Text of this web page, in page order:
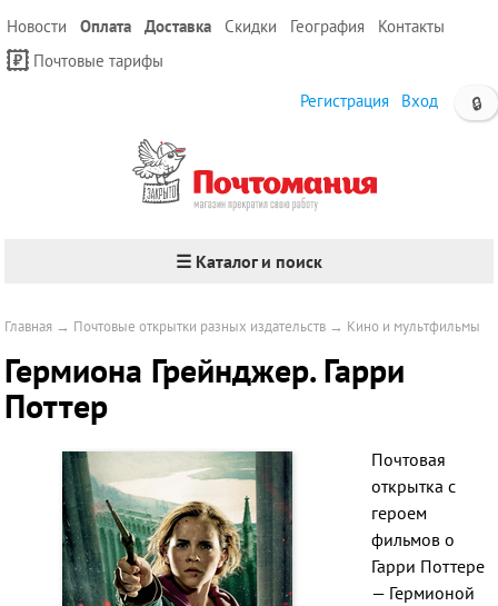
Новости Оплата Доставка Скидки География
Контакты
Почтовые тарифы
🔒
Регистрация Вход
☰ Каталог и поиск
Главная → Почтовые открытки разных издательств → Кино и мультфильмы
Гермиона Грейнджер. Гарри
Поттер
Почтовая
открытка с
героем
фильмов о
Гарри Поттере
— Гермионой